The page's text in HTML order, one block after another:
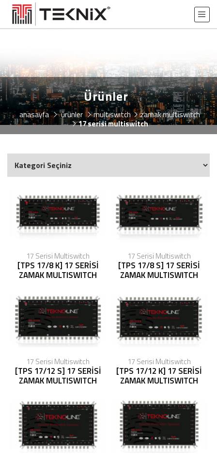
Ürünler
anasayfa ürünler multiswitch
zamak multiswitch
17 serisi multiswitch
17 Serisi Multiswitch
[TPS 17/8 K] 17 SERİSİ
ZAMAK MULTISWITCH
17 Serisi Multiswitch
[TPS 17/8 S] 17 SERİSİ
ZAMAK MULTISWITCH
17 Serisi Multiswitch
[TPS 17/12 S] 17 SERİSİ
ZAMAK MULTISWITCH
17 Serisi Multiswitch
[TPS 17/12 K] 17 SERİSİ
ZAMAK MULTISWITCH